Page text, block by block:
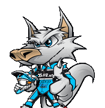
contenuto